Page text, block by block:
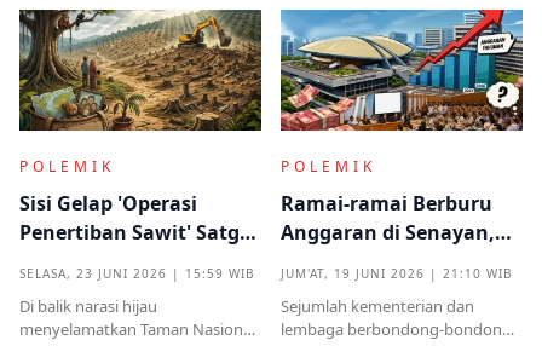
kritik tajam terkait prosedur yang
mendadak serta kekhawatiran
akan beban anggaran
menjadi titik penting dalam
proses pembuktian
POLEMIK
Sisi Gelap 'Operasi
Penertiban Sawit' Satgas
SELASA, 23 JUNI 2026 | 15:59 WIB
Di balik narasi hijau
menyelamatkan Taman Nasional
POLEMIK
Ramai-ramai Berburu
Anggaran di Senayan,
Omon-omon?
JUM'AT, 19 JUNI 2026 | 21:10 WIB
Sejumlah kementerian dan
lembaga berbondong-bondong